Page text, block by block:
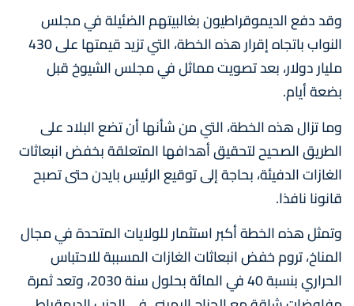
وقد دفع الديموقراطيون بغالبيتهم الضئيلة في مجلس
النواب باتجاه إقرار هذه الخطة، التي تزيد قيمتها على 430
مليار دولار، بعد تصويت مماثل في مجلس الشيوخ قبل
بضعة أيام.
وما تزال هذه الخطة، التي من شأنها أن تضع البلاد على
الطريق الصحيح لتحقيق أهدافها المتعلقة بخفض انبعاثات
الغازات الدفيئة، بحاجة إلى توقيع الرئيس بايدن حتى تصبح
قانونا نافذا.
وتمثل هذه الخطة أكبر استثمار للولايات المتحدة في مجال
المناخ، تروم خفض انبعاثات الغازات المسببة للاحتباس
الحراري بنسبة 40 في المائة بحلول سنة 2030، وتعد ثمرة